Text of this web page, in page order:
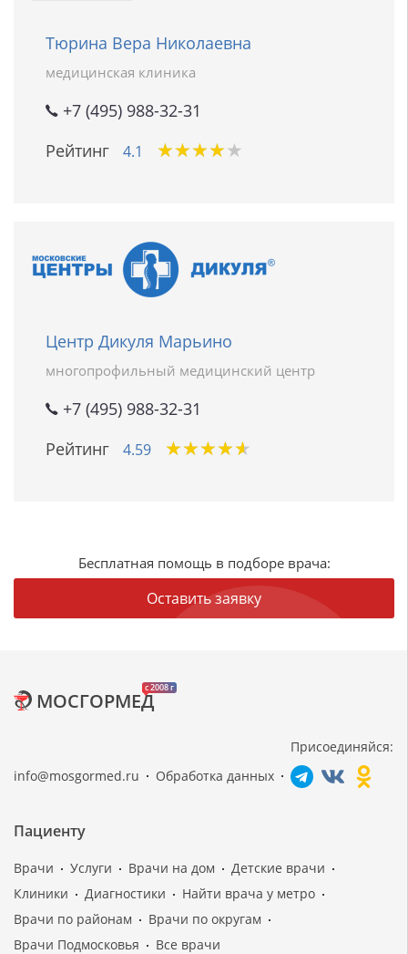
Тюрина Вера Николаевна
медицинская клиника
+7 (495) 988-32-31
Рейтинг
4.1 ★★★★★
★★★★★
Центр Дикуля Марьино
многопрофильный медицинский центр
+7 (495) 988-32-31
Рейтинг
4.59 ★★★★★
★★★★★
Бесплатная помощь в подборе врача:
Оставить заявку
c 2008 г
МОСГОРМЕД
info@mosgormed.ru Обработка данных
Присоединяйся:
Пациенту
Врачи Услуги Врачи на дом
Детские врачи
Клиники
Диагностики
Найти врача у метро
Врачи по районам
Врачи по округам
Врачи Подмосковья
Все врачи